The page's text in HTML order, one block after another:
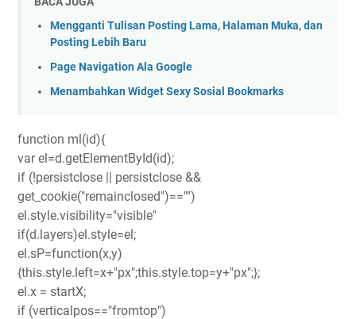
Mengganti Tulisan Posting Lama, Halaman Muka, dan
Posting Lebih Baru
Page Navigation Ala Google
Menambahkan Widget Sexy Sosial Bookmarks
function ml(id){
var el=d.getElementById(id);
if (!persistclose || persistclose &&
get_cookie("remainclosed")=="")
el.style.visibility="visible"
if(d.layers)el.style=el;
el.sP=function(x,y)
{this.style.left=x+"px";this.style.top=y+"px";};
el.x = startX;
if (verticalpos=="fromtop")